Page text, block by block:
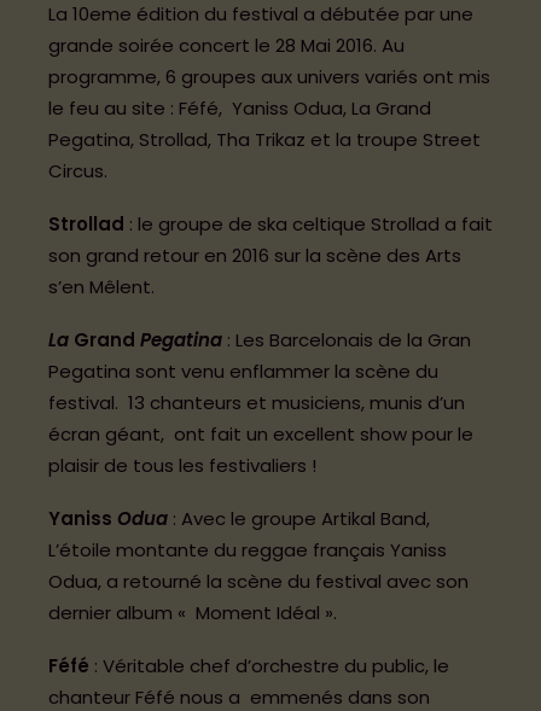
Boutique Officielle
Espace Presse
Politique de cookies (UE)
Mentions légales et Politique de
confidentialité
LA PROG
BILLETTERIE
La 10eme édition du festival a débutée par une
grande soirée concert le 28 Mai 2016. Au
programme, 6 groupes aux univers variés ont mis
le feu au site : Féfé, Yaniss Odua, La Grand
Pegatina, Strollad, Tha Trikaz et la troupe Street
Circus.
Strollad : le groupe de ska celtique Strollad a fait
son grand retour en 2016 sur la scène des Arts
s’en Mêlent.
La Grand Pegatina : Les Barcelonais de la Gran
Pegatina sont venu enflammer la scène du
festival. 13 chanteurs et musiciens, munis d’un
écran géant, ont fait un excellent show pour le
plaisir de tous les festivaliers !
Yaniss Odua : Avec le groupe Artikal Band,
L’étoile montante du reggae français Yaniss
Odua, a retourné la scène du festival avec son
dernier album « Moment Idéal ».
Féfé : Véritable chef d’orchestre du public, le
chanteur Féfé nous a emmenés dans son